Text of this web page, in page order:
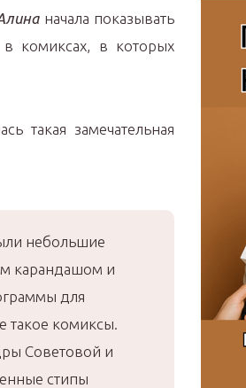
начала показывать
комиксах, в которых
такая замечательная
небольшие
карандашом и
для
такое комиксы.
Советовой и
стипы